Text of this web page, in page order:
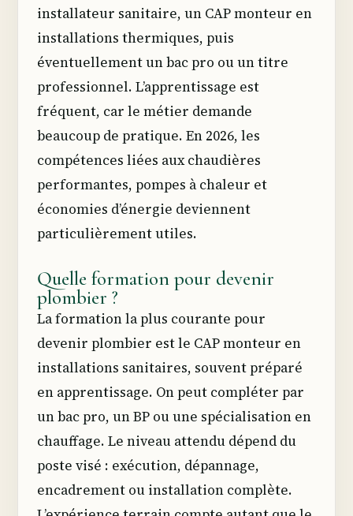
installateur sanitaire, un CAP monteur en
installations thermiques, puis
éventuellement un bac pro ou un titre
professionnel. L’apprentissage est
fréquent, car le métier demande
beaucoup de pratique. En 2026, les
compétences liées aux chaudières
performantes, pompes à chaleur et
économies d’énergie deviennent
particulièrement utiles.
Quelle formation pour devenir
plombier ?
La formation la plus courante pour
devenir plombier est le CAP monteur en
installations sanitaires, souvent préparé
en apprentissage. On peut compléter par
un bac pro, un BP ou une spécialisation en
chauffage. Le niveau attendu dépend du
poste visé : exécution, dépannage,
encadrement ou installation complète.